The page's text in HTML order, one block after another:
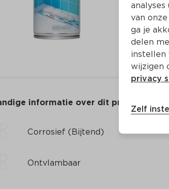
informatie over dit product
Corrosief (Bijtend)
Ontvlambaar
van
ga je
delen
instellen
wijzigen
privacy
Zelf